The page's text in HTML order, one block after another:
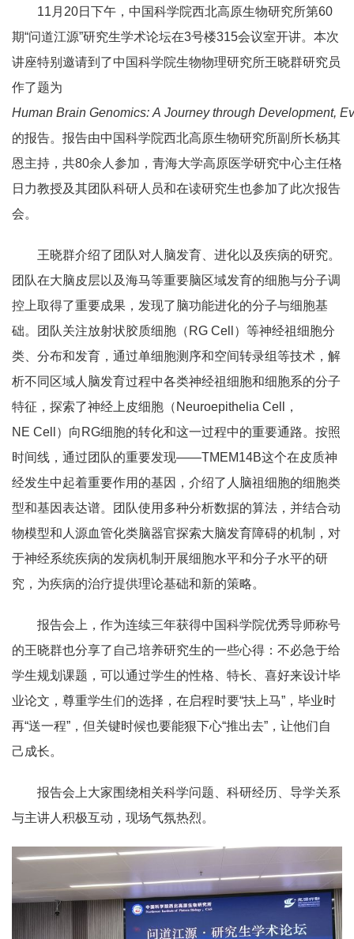
11月20日下午，中国科学院西北高原生物研究所第60
期“问道江源”研究生学术论坛在3号楼315会议室开讲。本次
讲座特别邀请到了中国科学院生物物理研究所王晓群研究员
作了题为
Human Brain Genomics: A Journey through Development,
的报告。报告由中国科学院西北高原生物研究所副所长杨其
恩主持，共80余人参加，青海大学高原医学研究中心主任格
日力教授及其团队科研人员和在读研究生也参加了此次报告
会。
王晓群介绍了团队对人脑发育、进化以及疾病的研究。
团队在大脑皮层以及海马等重要脑区域发育的细胞与分子调
控上取得了重要成果，发现了脑功能进化的分子与细胞基
础。团队关注放射状胶质细胞（RG Cell）等神经祖细胞分
类、分布和发育，通过单细胞测序和空间转录组等技术，解
析不同区域人脑发育过程中各类神经祖细胞和细胞系的分子
特征，探索了神经上皮细胞（Neuroepithelia Cell，
NE Cell）向RG细胞的转化和这一过程中的重要通路。按照
时间线，通过团队的重要发现——TMEM14B这个在皮质神
经发生中起着重要作用的基因，介绍了人脑祖细胞的细胞类
型和基因表达谱。团队使用多种分析数据的算法，并结合动
物模型和人源血管化类脑器官探索大脑发育障碍的机制，对
于神经系统疾病的发病机制开展细胞水平和分子水平的研
究，为疾病的治疗提供理论基础和新的策略。
报告会上，作为连续三年获得中国科学院优秀导师称号
的王晓群也分享了自己培养研究生的一些心得：不必急于给
学生规划课题，可以通过学生的性格、特长、喜好来设计毕
业论文，尊重学生们的选择，在启程时要“扶上马”，毕业时
再“送一程”，但关键时候也要能狠下心“推出去”，让他们自
己成长。
报告会上大家围绕相关科学问题、科研经历、导学关系
与主讲人积极互动，现场气氛热烈。